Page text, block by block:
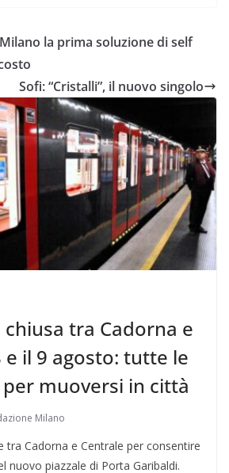
Milano la prima soluzione di self
Sofi: “Cristalli”, il nuovo singolo
tra Cadorna e
e il 9 agosto: tutte le
muoversi in città
Milano
tra Cadorna e Centrale per consentire
nuovo piazzale di Porta Garibaldi.